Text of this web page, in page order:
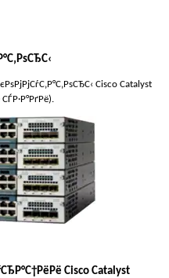
Cisco Catalyst
Cisco Catalyst